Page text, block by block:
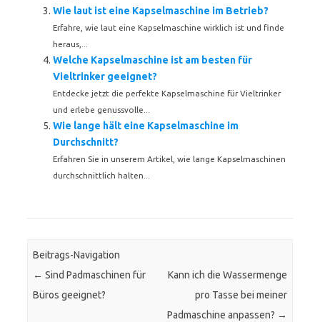
Wie laut ist eine Kapselmaschine im Betrieb?
Erfahre, wie laut eine Kapselmaschine wirklich ist und finde
heraus,...
Welche Kapselmaschine ist am besten für
Vieltrinker geeignet?
Entdecke jetzt die perfekte Kapselmaschine für Vieltrinker
und erlebe genussvolle...
Wie lange hält eine Kapselmaschine im
Durchschnitt?
Erfahren Sie in unserem Artikel, wie lange Kapselmaschinen
durchschnittlich halten...
Beitrags-Navigation
← Sind Padmaschinen für
Büros geeignet?
Kann ich die Wassermenge
pro Tasse bei meiner
Padmaschine anpassen? →